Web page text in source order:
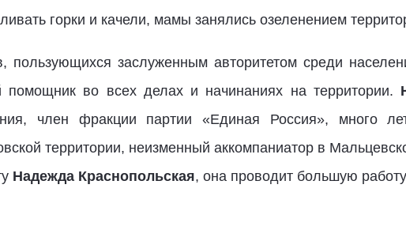
горки и качели, мамы занялись озеленением
пользующихся заслуженным авторитетом среди
помощник во всех делах и начинаниях на территории.
член фракции партии «Единая Россия», много
территории, неизменный аккомпаниатор в
Надежда Краснопольская, она проводит большую